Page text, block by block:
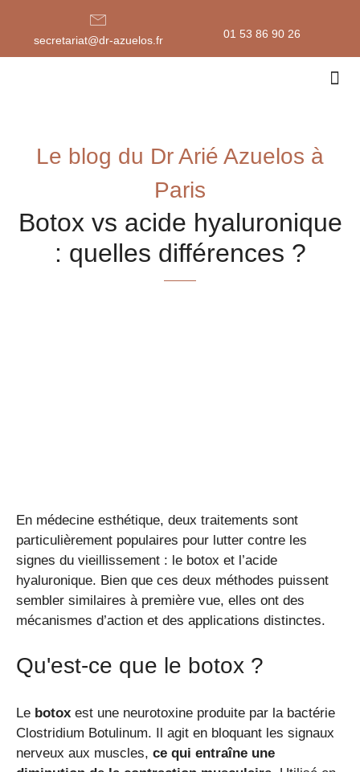
contenusecretariat@dr-azuelos.fr 01 53 86 90 26
Botox vs acide hyaluronique
: quelles différences ?
Le blog du Dr Arié Azuelos à
Paris
En médecine esthétique, deux traitements sont
particulièrement populaires pour lutter contre les
signes du vieillissement : le botox et l’acide
hyaluronique. Bien que ces deux méthodes puissent
sembler similaires à première vue, elles ont des
mécanismes d’action et des applications distinctes.
Qu'est-ce que le botox ?
Le botox est une neurotoxine produite par la bactérie
Clostridium Botulinum. Il agit en bloquant les signaux
nerveux aux muscles, ce qui entraîne une